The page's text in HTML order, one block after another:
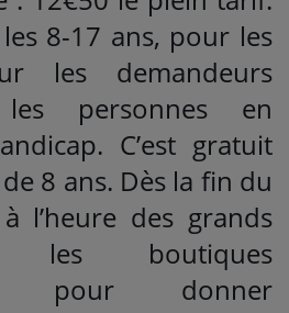
8-17 ans, pour les
les demandeurs
personnes en
C’est gratuit
8 ans. Dès la fin du
l’heure des grands
les boutiques
pour donner